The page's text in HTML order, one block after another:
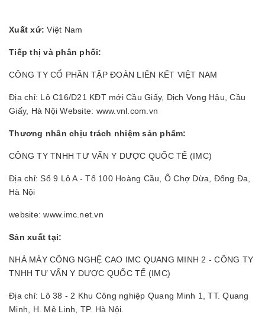
Xuất xứ: Việt Nam
Tiếp thị và phân phối:
CÔNG TY CỔ PHẦN TẬP ĐOÀN LIÊN KẾT VIỆT NAM
Địa chỉ: Lô C16/D21 KĐT mới Cầu Giấy, Dịch Vọng Hậu, Cầu
Giấy, Hà Nội Website: www.vnl.com.vn
Thương nhân chịu trách nhiệm sản phẩm:
CÔNG TY TNHH TƯ VẤN Y DƯỢC QUỐC TẾ (IMC)
Địa chỉ: Số 9 Lô A - Tổ 100 Hoàng Cầu, Ô Chợ Dừa, Đống Đa,
Hà Nội
website: www.imc.net.vn
Sản xuất tại:
NHÀ MÁY CÔNG NGHỆ CAO IMC QUANG MINH 2 - CÔNG TY
TNHH TƯ VẤN Y DƯỢC QUỐC TẾ (IMC)
Địa chỉ: Lô 38 - 2 Khu Công nghiệp Quang Minh 1, TT. Quang
Minh, H. Mê Linh, TP. Hà Nội.